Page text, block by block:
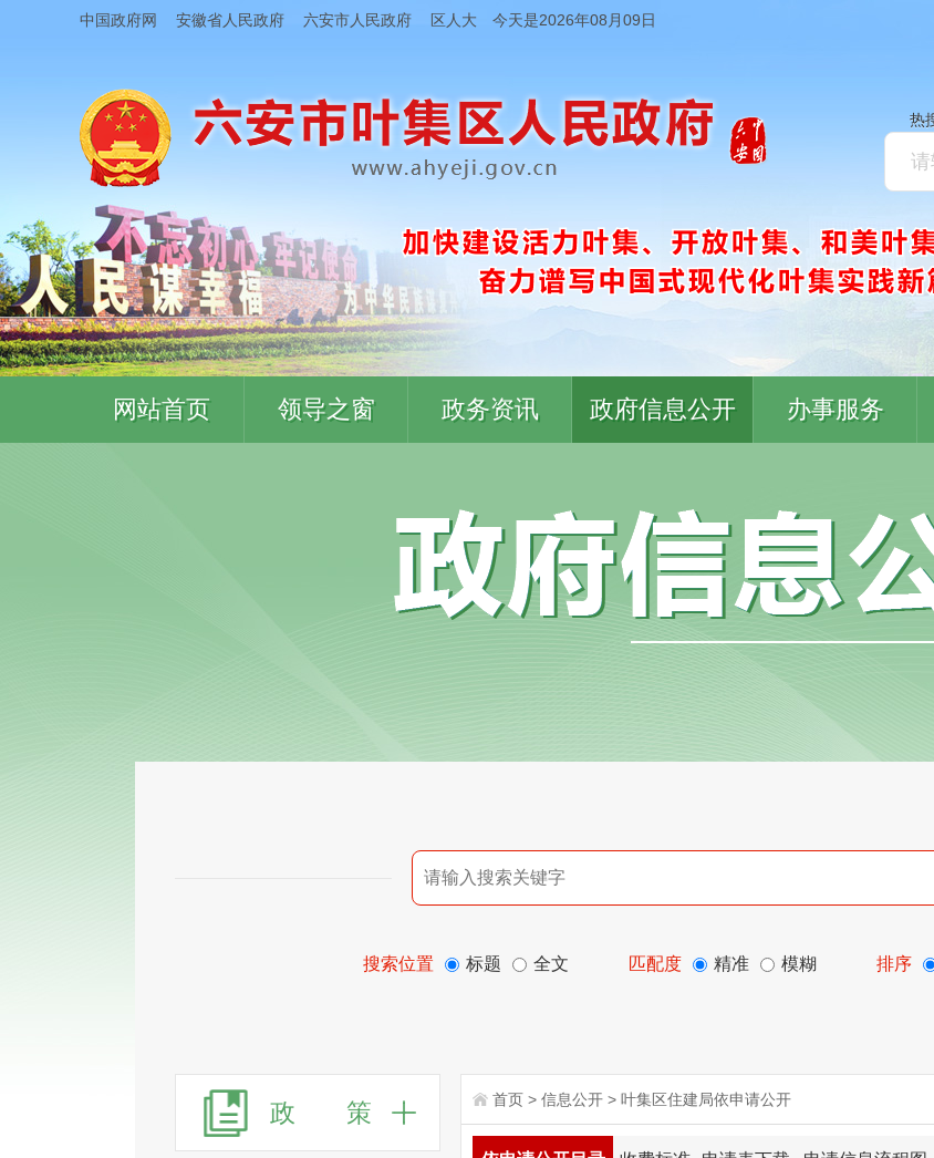
中国政府网 安徽省人民政府 六安市人民政府 区人大 今天是2026年08月09日
热
网站首页 领导之窗 政务资讯 政府信息公开 办事服务
搜索位置 标题 全文 匹配度 精准 模糊 排序
政 策 首页 > 信息公开 > 叶集区住建局依申请公开